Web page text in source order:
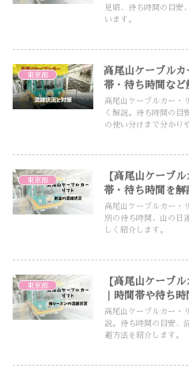
見頃、待ち時間の目安
います。
東京都
高尾山ケーブル
帯・待ち時間など
高尾山ケーブルカー・
く解説。待ち時間の目
の使い分けまで分かり
東京都
【高尾山ケーブ
帯・待ち時間を解
高尾山ケーブルカー・
別の待ち時間、山の日
しく紹介します。
東京都
【高尾山ケーブ
｜時間帯や待ち時
高尾山ケーブルカー・
説。待ち時間の目安、
避方法を紹介します。